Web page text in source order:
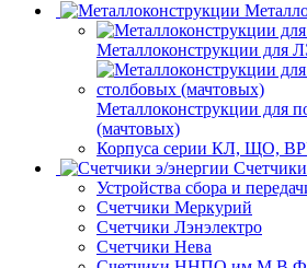
Металлоконструкции для
Металлоконструкции для
(мачтовых)
Корпуса серии КЛ, ЩО,
Устройства сбора и
Счетчики Меркурий
Счетчики Лэнэлектро
Счетчики Нева